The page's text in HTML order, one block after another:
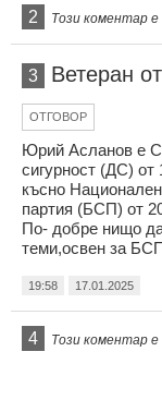
2 Този коментар
3 Ветеран
ОТГОВОР
Юрий Асланов е
сигурност (ДС)
късно
партия (БСП) от
По- добре нищо
теми,освен за
19:58 17.01.2025
4 Този коментар